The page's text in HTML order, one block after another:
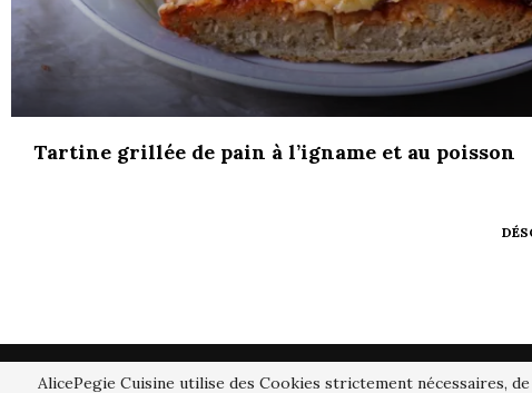
Tartine grillée de pain à l’igname et au poisson
FACEBOOK
AlicePegie Cuisine utilise des Cookies strictement nécessaires,